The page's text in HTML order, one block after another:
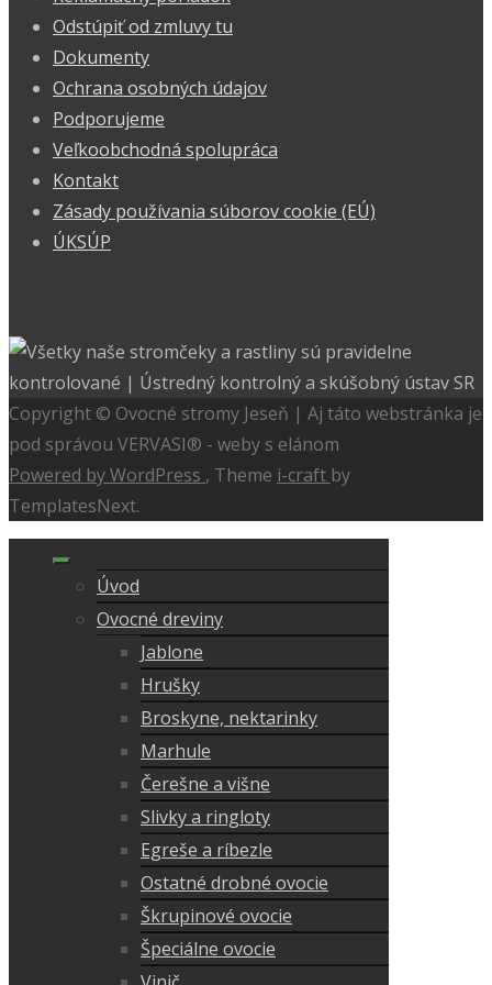
Odstúpiť od zmluvy tu
Dokumenty
Ochrana osobných údajov
Podporujeme
Veľkoobchodná spolupráca
Kontakt
Zásady používania súborov cookie (EÚ)
ÚKSÚP
Copyright © Ovocné stromy Jeseň | Aj táto webstránka je
pod správou VERVASI® - weby s elánom
Powered by WordPress , Theme i-craft by
TemplatesNext.
Úvod
Ovocné dreviny
Jablone
Hrušky
Broskyne, nektarinky
Marhule
Čerešne a višne
Slivky a ringloty
Egreše a ríbezle
Ostatné drobné ovocie
Škrupinové ovocie
Špeciálne ovocie